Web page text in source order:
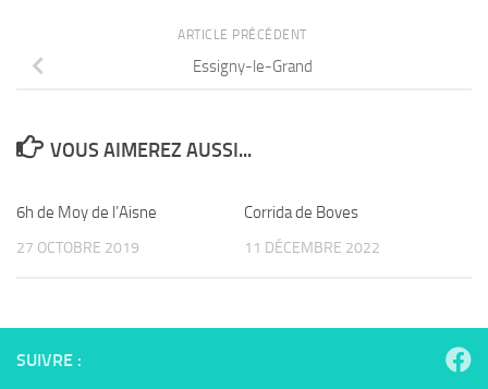
ARTICLE PRÉCÉDENT
Essigny-le-Grand
VOUS AIMEREZ AUSSI...
6h de Moy de l’Aisne
27 OCTOBRE 2019
Corrida de Boves
11 DÉCEMBRE 2022
SUIVRE :